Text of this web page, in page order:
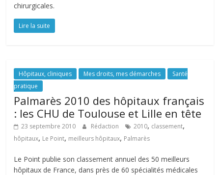
chirurgicales.
Lire la suite
Hôpitaux, cliniques Mes droits, mes démarches
Santé
pratique
Palmarès 2010 des hôpitaux français
: les CHU de Toulouse et Lille en tête
23 septembre 2010 Rédaction 2010, classement,
hôpitaux, Le Point, meilleurs hôpitaux, Palmarès
Le Point publie son classement annuel des 50 meilleurs
hôpitaux de France, dans près de 60 spécialités médicales